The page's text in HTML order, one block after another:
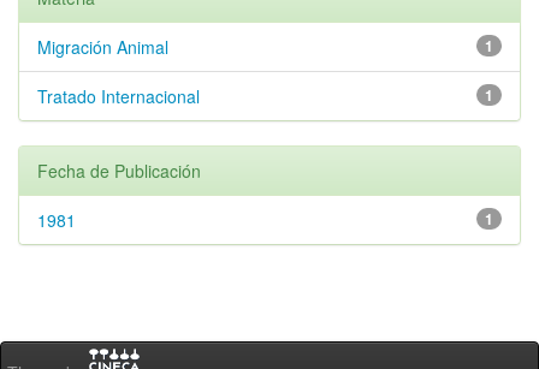
1
Migración Animal
1
Tratado Internacional
Fecha de Publicación
1
1981